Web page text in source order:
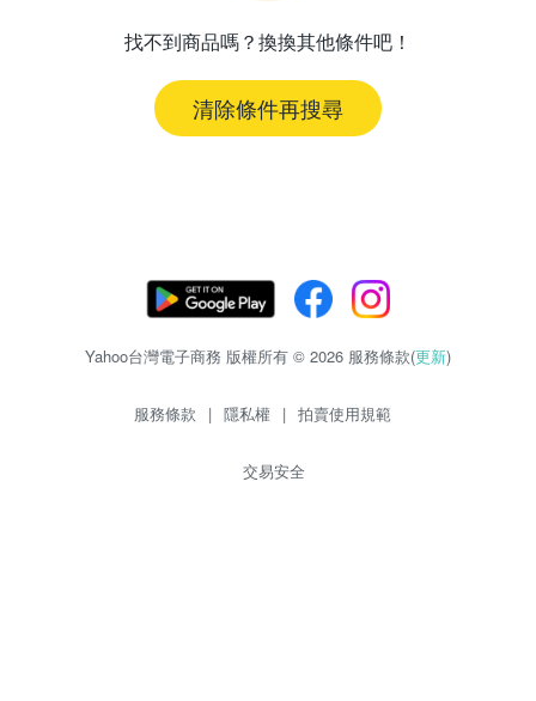
找不到商品嗎？換換其他條件吧！
清除條件再搜尋
Yahoo台灣電子商務 版權所有 © 2026 服務條款(更新)
服務條款 | 隱私權 | 拍賣使用規範
交易安全